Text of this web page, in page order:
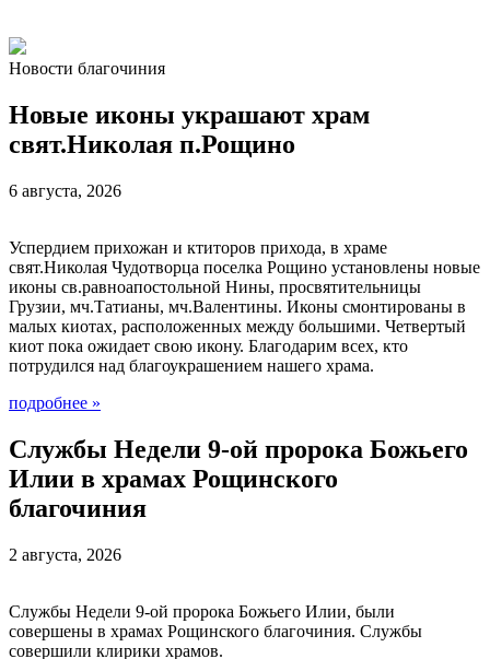
Skip
to
Новости благочиния
Новые иконы украшают храм
свят.Николая п.Рощино
6 августа, 2026
Успердием прихожан и ктиторов прихода, в храме
свят.Николая Чудотворца поселка Рощино установлены новые
иконы св.равноапостольной Нины, просвятительницы
Грузии, мч.Татианы, мч.Валентины. Иконы смонтированы в
малых киотах, расположенных между большими. Четвертый
киот пока ожидает свою икону. Благодарим всех, кто
потрудился над благоукрашением нашего храма.
подробнее »
Службы Недели 9-ой пророка Божьего
Илии в храмах Рощинского
благочиния
2 августа, 2026
Службы Недели 9-ой пророка Божьего Илии, были
совершены в храмах Рощинского благочиния. Службы
совершили клирики храмов.